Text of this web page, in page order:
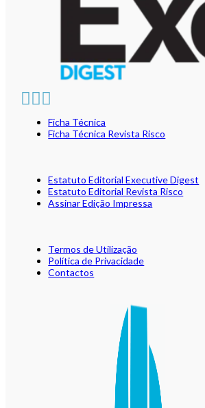
Ficha Técnica
Ficha Técnica Revista Risco
Estatuto Editorial Executive Digest
Estatuto Editorial Revista Risco
Assinar Edição Impressa
Termos de Utilização
Política de Privacidade
Contactos